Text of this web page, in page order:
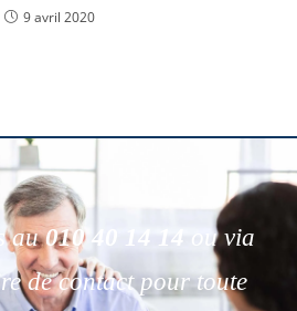
9 avril 2020
au010 40 14 14
ou via
de contact pour toute